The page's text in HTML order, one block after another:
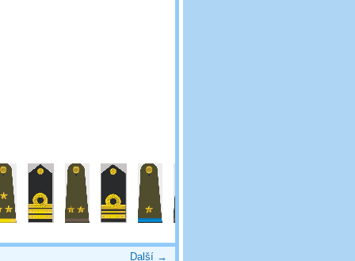
Další →